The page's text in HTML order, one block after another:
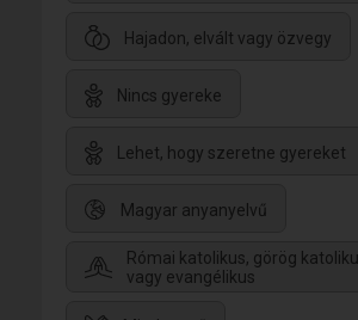
Hajadon, elvált vagy özvegy
Nincs gyereke
Lehet, hogy szeretne gyereket
Magyar anyanyelvű
Római katolikus, görög
vagy evangélikus